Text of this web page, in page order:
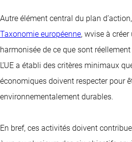
Autre élément central du plan
Taxonomie européenne, wvise à
harmonisée de ce que sont
L’UE a établi des critères minimaux
économiques doivent respecter pour
environnementalement durables.
En bref, ces activités doivent